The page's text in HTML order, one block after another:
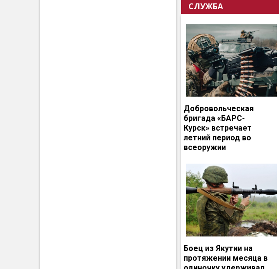
СЛУЖБА
Добровольческая
бригада «БАРС-
Курск» встречает
летний период во
всеоружии
Боец из Якутии на
протяжении месяца в